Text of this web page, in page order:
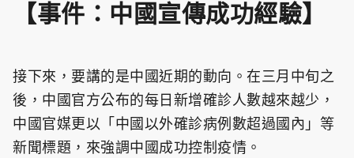
【事件：中國宣傳成功經驗】
接下來，要講的是中國近期的動向。在三月中旬之
後，中國官方公布的每日新增確診人數越來越少，
中國官媒更以「中國以外確診病例數超過國內」等
新聞標題，來強調中國成功控制疫情。